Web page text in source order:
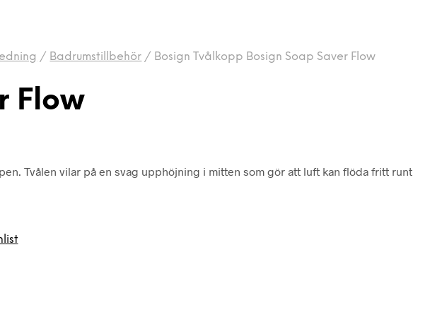
/ Badrumstillbehör / Bosign Tvålkopp Bosign Soap Saver Flow
Flow
Tvålen vilar på en svag upphöjning i mitten som gör att luft kan flöda fritt runt